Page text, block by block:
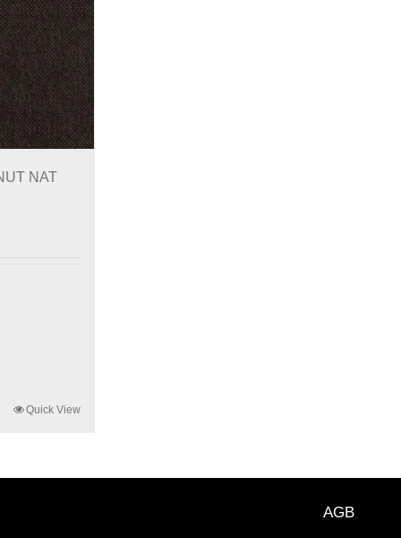
NAT
Quick View
AGB